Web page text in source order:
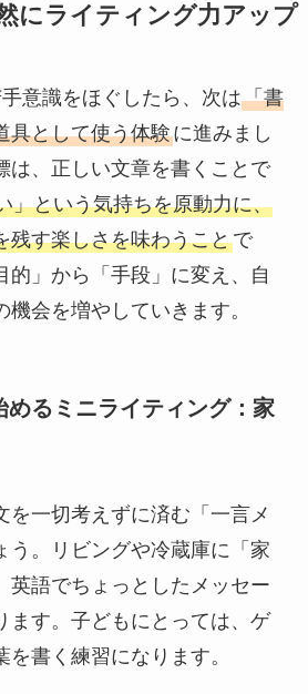
にライティング力アップ
意識をほぐしたら、次は「書
具として使う体験に進みまし
は、正しい文章を書くことで
」という気持ちを原動力に、
残す楽しさを味わうことで
的」から「手段」に変え、自
会を増やしていきます。
めるミニライティング：家
を一切考えずに済む「一言メ
う。リビングや冷蔵庫に「家
英語でちょっとしたメッセー
ます。子どもにとっては、ゲ
書く練習になります。